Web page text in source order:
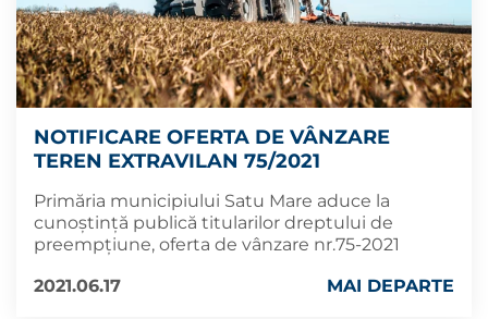
NOTIFICARE OFERTA DE VÂNZARE
TEREN EXTRAVILAN 75/2021
Primăria municipiului Satu Mare aduce la
cunoștință publică titularilor dreptului de
preempțiune, oferta de vânzare nr.75-2021
2021.06.17
MAI DEPARTE